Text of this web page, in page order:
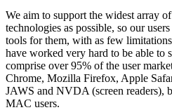
We aim to support the widest array
technologies as possible, so our
tools for them, with as few
have worked very hard to be able to
comprise over 95% of the user
Chrome, Mozilla Firefox, Apple
JAWS and NVDA (screen readers),
MAC users.